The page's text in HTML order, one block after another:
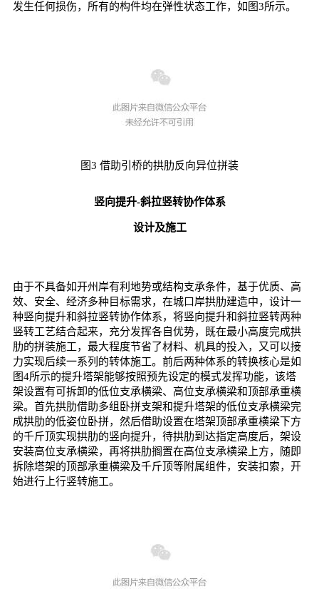
发生任何损伤，所有的构件均在弹性状态工作，如图3所示。
图3 借助引桥的拱肋反向异位拼装
竖向提升-斜拉竖转协作体系
设计及施工
由于不具备如开州岸有利地势或结构支承条件，基于优质、高
效、安全、经济多种目标需求，在城口岸拱肋建造中，设计一
种竖向提升和斜拉竖转协作体系，将竖向提升和斜拉竖转两种
竖转工艺结合起来，充分发挥各自优势，既在最小高度完成拱
肋的拼装施工，最大程度节省了材料、机具的投入，又可以接
力实现后续一系列的转体施工。前后两种体系的转换核心是如
图4所示的提升塔架能够按照预先设定的模式发挥功能，该塔
架设置有可拆卸的低位支承横梁、高位支承横梁和顶部承重横
梁。首先拱肋借助多组卧拼支架和提升塔架的低位支承横梁完
成拱肋的低姿位卧拼，然后借助设置在塔架顶部承重横梁下方
的千斤顶实现拱肋的竖向提升，待拱肋到达指定高度后，架设
安装高位支承横梁，再将拱肋搁置在高位支承横梁上方，随即
拆除塔架的顶部承重横梁及千斤顶等附属组件，安装扣索，开
始进行上行竖转施工。